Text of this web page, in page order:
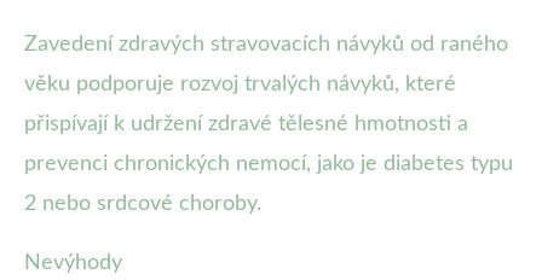
Zavedení zdravých stravovacích návyků od raného
věku podporuje rozvoj trvalých návyků, které
přispívají k udržení zdravé tělesné hmotnosti a
prevenci chronických nemocí, jako je diabetes typu
2 nebo srdcové choroby.
Nevýhody